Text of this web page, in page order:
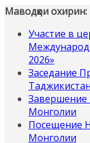
Перейти
содержимому
Маводҳои охирин:
Участие в
2026»
Заседание
Таджикистан
Завершение
Монголии
Посещение
Монголии